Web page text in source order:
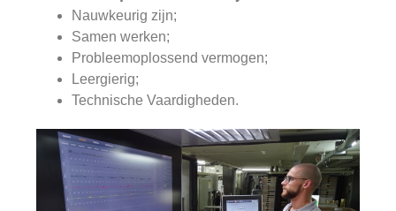
Nauwkeurig zijn;
Samen werken;
Probleemoplossend vermogen;
Leergierig;
Technische Vaardigheden.